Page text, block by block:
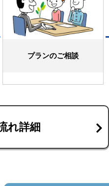
プランのご相談
れ詳細